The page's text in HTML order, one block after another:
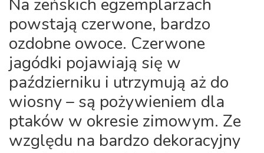
Na żeńskich egzemplarzach
powstają czerwone, bardzo
ozdobne owoce. Czerwone
jagódki pojawiają się w
październiku i utrzymują aż do
wiosny – są pożywieniem dla
ptaków w okresie zimowym. Ze
względu na bardzo dekoracyjny